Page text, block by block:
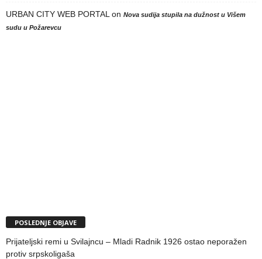
URBAN CITY WEB PORTALon Nova sudija stupila na dužnost u Višem
sudu u Požarevcu
POSLEDNJE OBJAVE
Prijateljski remi u Svilajncu – Mladi Radnik 1926 ostao neporažen
protiv srpskoligaša